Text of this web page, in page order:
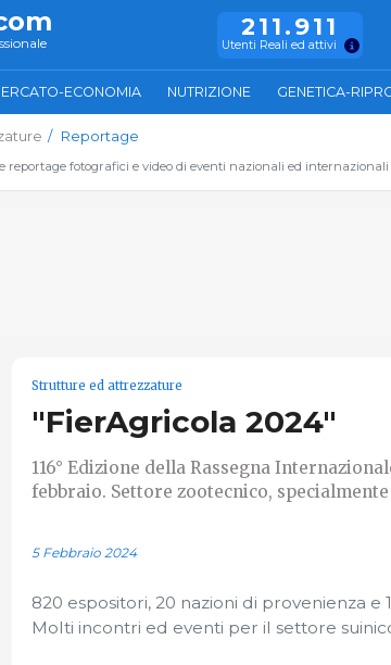
211.911
Utenti Reali ed attivi
ECONOMIA NUTRIZIONE GENETICA-
Reportage
reportage fotografici e video di eventi nazionali ed
Strutture ed attrezzature
"FierAgricola 2024"
116° Edizione della Rassegna
febbraio. Settore zootecnico,
5 Febbraio 2024
820 espositori, 20 nazioni di provenienza
Molti incontri ed eventi per il settore